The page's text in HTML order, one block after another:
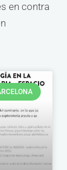
en contra